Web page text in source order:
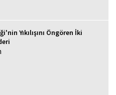
Yıkılışını Öngören İki